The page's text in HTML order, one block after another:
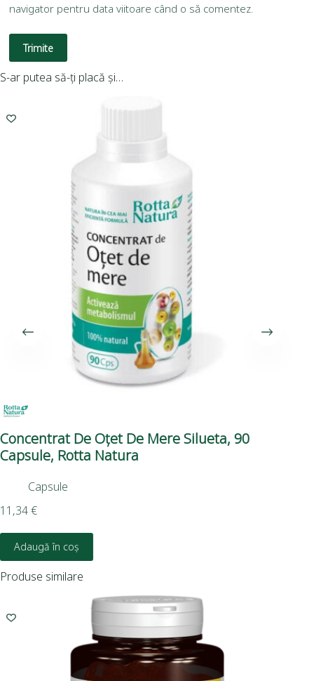
navigator pentru data viitoare când o să comentez.
Trimite
S-ar putea să-ți placă și…
Concentrat De Oțet De Mere Silueta, 90
Capsule, Rotta Natura
Capsule
11,34€
Adaugă în coș
Produse similare